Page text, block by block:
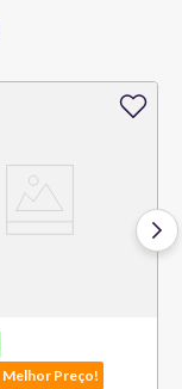
Melhor Preço!